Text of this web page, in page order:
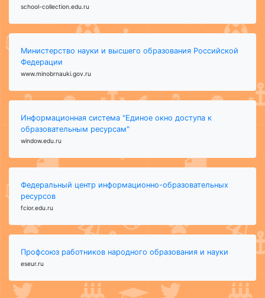
school-collection.edu.ru
Министерство науки и высшего образования Российской
Федерации
www.minobrnauki.gov.ru
Информационная система "Единое окно доступа к
образовательным ресурсам"
window.edu.ru
Федеральный центр информационно-образовательных
ресурсов
fcior.edu.ru
Профсоюз работников народного образования и науки
eseur.ru